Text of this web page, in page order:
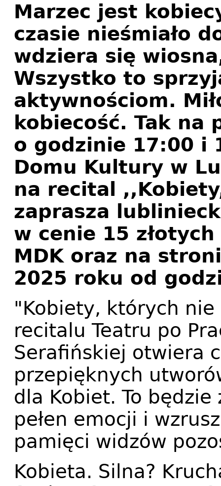
Marzec jest
czasie nieśmiało
wdziera się
Wszystko to
aktywnościom.
kobiecość. Tak na
o godzinie 17:00 i
Domu Kultury w
na recital
zaprasza
w cenie 15
MDK oraz na
2025 roku od
"Kobiety, których
recitalu Teatru po
Serafińskiej otwiera
przepięknych
dla Kobiet. To
pełen emocji i
pamięci widzów
Kobieta. Silna?